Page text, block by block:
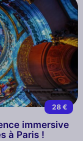
28 €
immersive
à Paris !